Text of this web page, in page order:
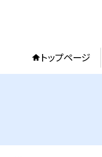
トップページ